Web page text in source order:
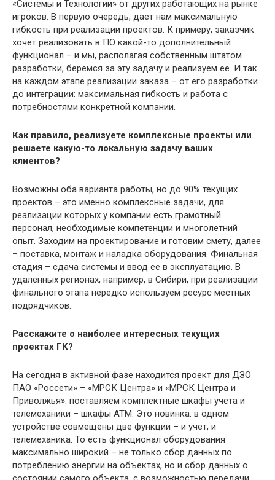
«Системы и Технологии» от других работающих на рынке
игроков. В первую очередь, дает нам максимальную
гибкость при реализации проектов. К примеру, заказчик
хочет реализовать в ПО какой-то дополнительный
функционал – и мы, располагая собственным штатом
разработки, беремся за эту задачу и реализуем ее. И так
на каждом этапе реализации заказа – от его разработки
до интеграции: максимальная гибкость и работа с
потребностями конкретной компании.
Как правило, реализуете комплексные проекты или
решаете какую-то локальную задачу ваших
клиентов?
Возможны оба варианта работы, но до 90% текущих
проектов – это именно комплексные задачи, для
реализации которых у компании есть грамотный
персонал, необходимые компетенции и многолетний
опыт. Заходим на проектирование и готовим смету, далее
– поставка, монтаж и наладка оборудования. Финальная
стадия – сдача системы и ввод ее в эксплуатацию. В
удаленных регионах, например, в Сибири, при реализации
финального этапа нередко используем ресурс местных
подрядчиков.
Расскажите о наиболее интересных текущих
проектах ГК?
На сегодня в активной фазе находится проект для ДЗО
ПАО «Россети» – «МРСК Центра» и «МРСК Центра и
Приволжья»: поставляем комплектные шкафы учета и
телемеханики – шкафы АТМ. Это новинка: в одном
устройстве совмещены две функции – и учет, и
телемеханика. То есть функционал оборудования
максимально широкий – не только сбор данных по
потреблению энергии на объектах, но и сбор данных о